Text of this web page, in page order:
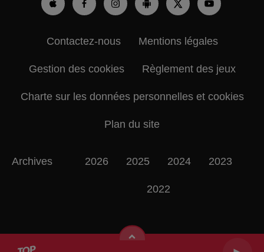
Contactez-nous Mentions légales
Gestion des cookies Règlement des jeux
Charte sur les données personnelles et cookies
Plan du site
Archives 2026 2025 2024 2023
2022